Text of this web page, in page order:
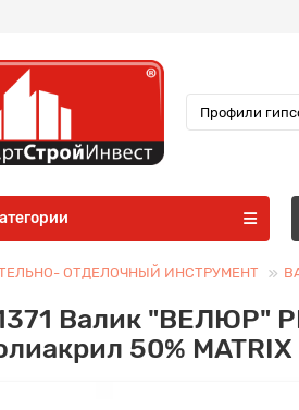
ОТДЕЛОЧНЫЙ ИНСТРУМЕНТ
Валик "ВЕЛЮР"
50% MATRIX